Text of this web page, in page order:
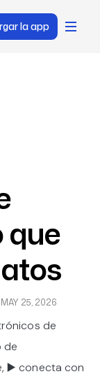
la app
que
MAY 25, 2026
de
de
▶️ conecta con